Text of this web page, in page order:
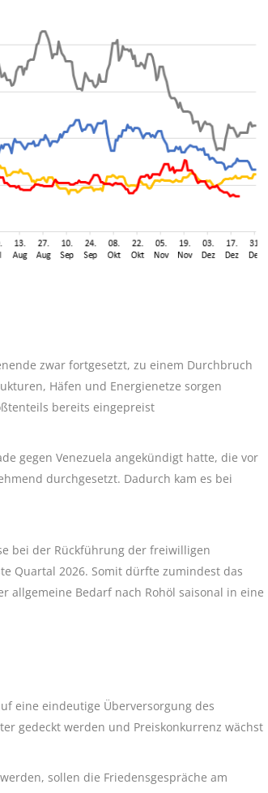
zwar fortgesetzt, zu einem Durchbruch
Häfen und Energienetze sorgen
bereits eingepreist
gegen Venezuela angekündigt hatte, die vor
durchgesetzt. Dadurch kam es bei
bei der Rückführung der freiwilligen
Quartal 2026. Somit dürfte zumindest das
allgemeine Bedarf nach Rohöl saisonal in eine
eine eindeutige Überversorgung des
gedeckt werden und Preiskonkurrenz wächst
sollen die Friedensgespräche am